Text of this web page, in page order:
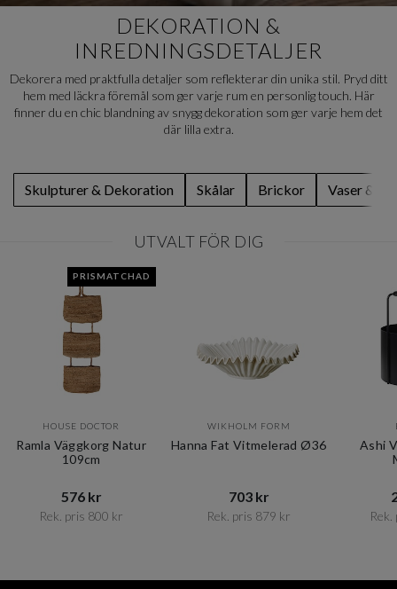
DEKORATION &
INREDNINGSDETALJER
Dekorera med praktfulla detaljer som reflekterar din unika stil. Pryd ditt
hem med läckra föremål som ger varje rum en personlig touch. Här
finner du en chic blandning av snygg dekoration som ger varje hem det
där lilla extra.
Skulpturer & Dekoration Skålar Brickor Vaser &
UTVALT FÖR DIG
PRISMATCHAD
HOUSE DOCTOR
Ramla Väggkorg Natur
109cm
576 kr​​
Rek. pris 800 kr​​
WIKHOLM FORM
Hanna Fat Vitmelerad Ø36
703 kr​​
Rek. pris 879 kr​​
Ashi